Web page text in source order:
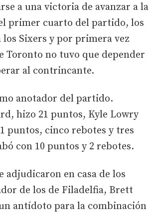
a una victoria de avanzar a la
primer cuarto del partido, los
Sixers y por primera vez
Toronto no tuvo que depender
al contrincante.
anotador del partido.
hizo 21 puntos, Kyle Lowry
puntos, cinco rebotes y tres
con 10 puntos y 2 rebotes.
en casa de los
de los de Filadelfia, Brett
antídoto para la combinación